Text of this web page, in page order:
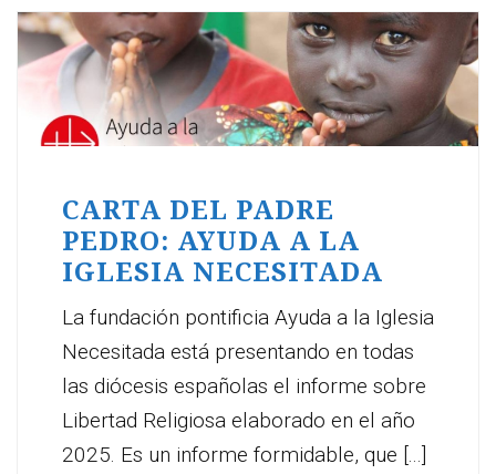
CARTA DEL PADRE
PEDRO: AYUDA A LA
IGLESIA NECESITADA
La fundación pontificia Ayuda a la Iglesia
Necesitada está presentando en todas
las diócesis españolas el informe sobre
Libertad Religiosa elaborado en el año
2025. Es un informe formidable, que [...]